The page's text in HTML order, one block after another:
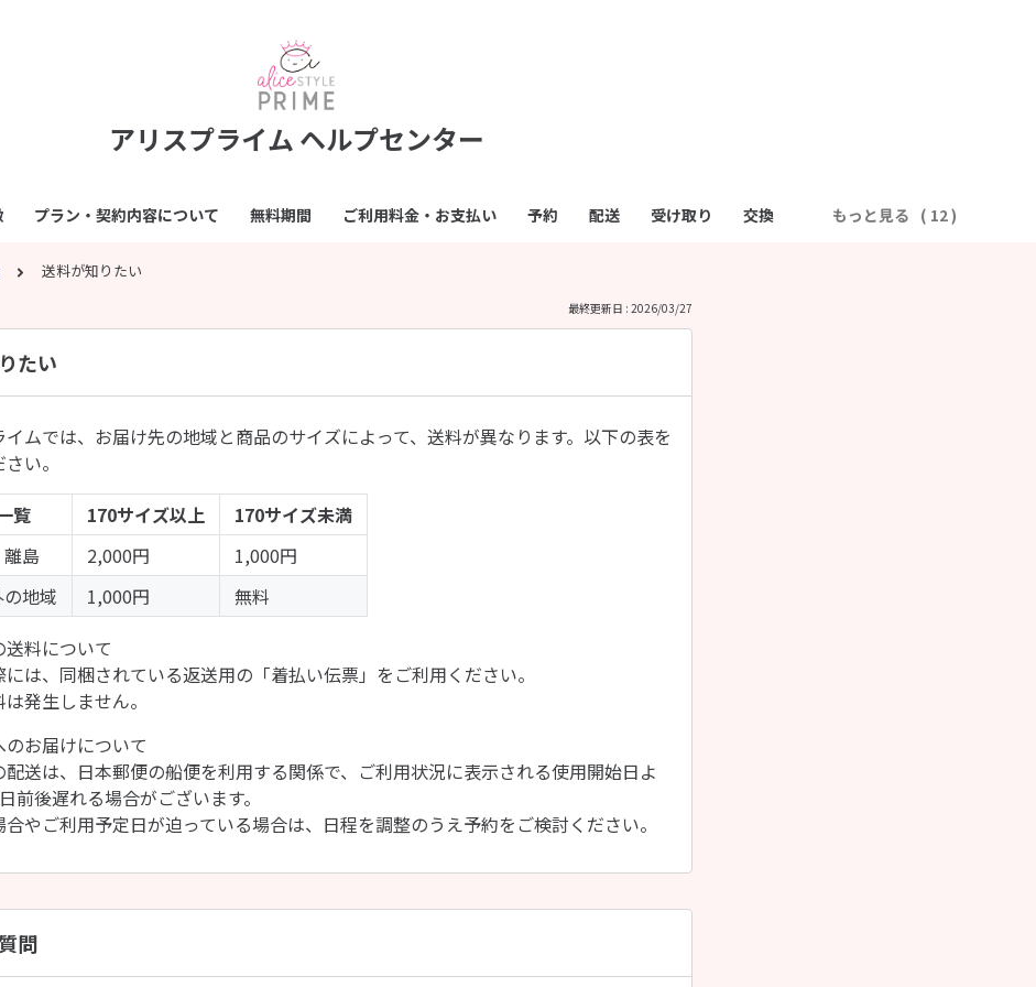
アリスプライム ヘルプセンター
プラン・契約内容について 無料期間 ご利用料金・お支払い 予約 配送 受け取り 交換 もっと見る
送料が知りたい
最終更新日 : 2026/03/27
たい
イムでは、お届け先の地域と商品のサイズによって、送料が異なります。以下の表を
い。
覧
170サイズ以上
170サイズ未満
島
2,000円
1,000円
地域
1,000円
無料
料について
には、同梱されている返送用の「着払い伝票」をご利用ください。
発生しません。
お届けについて
配送は、日本郵便の船便を利用する関係で、ご利用状況に表示される使用開始日よ
前後遅れる場合がございます。
やご利用予定日が迫っている場合は、日程を調整のうえ予約をご検討ください。
問